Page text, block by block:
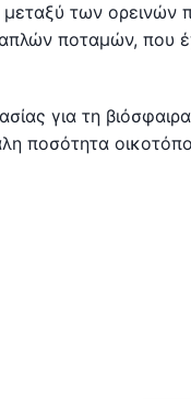
των ορεινών
ποταμών, που
για τη
ποσότητα